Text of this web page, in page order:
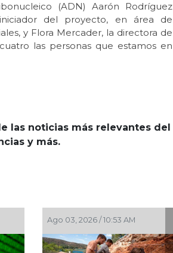
(ADN) Aarón Rodríguez
del proyecto, en área de
y Flora Mercader, la directora de
las personas que estamos en
las noticias más relevantes del
y más.
Jul 28, 2026 / 9:42 AM